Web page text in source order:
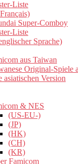
Liste
Super-Comboy
Liste
Sprache)
aus Taiwan
Original-Spiele
asiatischen Version
& NES
(US-EU-)
(JP)
(HK)
(CH)
(KR)
Famicom